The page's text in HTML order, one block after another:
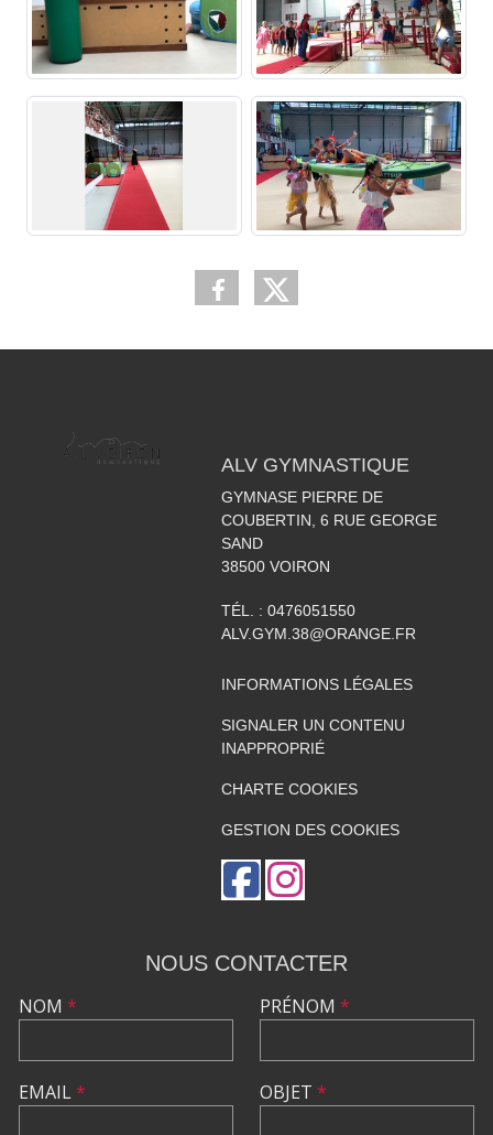
ALV GYMNASTIQUE
GYMNASE PIERRE DE
COUBERTIN, 6 RUE GEORGE
SAND
38500 VOIRON
TÉL. : 0476051550
ALV.GYM.38@ORANGE.FR
INFORMATIONS LÉGALES
SIGNALER UN CONTENU
INAPPROPRIÉ
CHARTE COOKIES
GESTION DES COOKIES
NOUS CONTACTER
NOM *
EMAIL*
PRÉNOM *
OBJET *